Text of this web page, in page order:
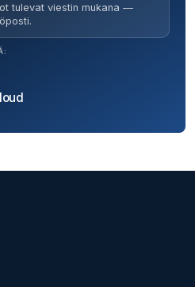
tulevat viestin mukana —